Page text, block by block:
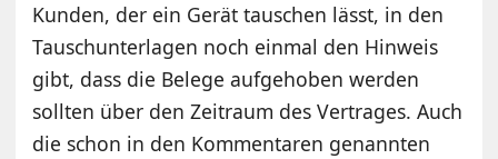
Kunden, der ein Gerät tauschen lässt, in den
Tauschunterlagen noch einmal den Hinweis
gibt, dass die Belege aufgehoben werden
sollten über den Zeitraum des Vertrages. Auch
die schon in den Kommentaren genannten